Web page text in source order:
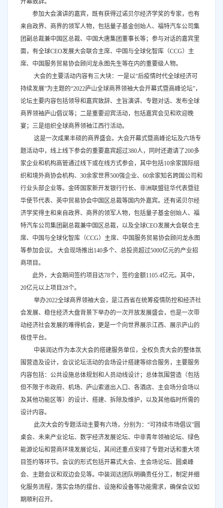
开幕致辞。
参加大会演讲的嘉宾，既有获得过诺贝尔经济学奖的专家，也有
来自政界、商界的领军人物，包括量子基金创始人、福特汽车公司集
团副总裁兼中国区总裁、中国大唐集团董事长等；参与对话的嘉宾里
面，有全球CEO发展大会联合主席、中国与全球化智库（CCG）主
席、中国服务贸易协会顾问龙永图先生等在内的重要级人物。
大会的主要活动内容有三大块：一是以“后疫情时代全球经济可
持续发展”为主题的“2022庐山全球商界领袖大会开幕式暨高峰论坛”，
论坛主要内容包括领导和嘉宾致辞、主旨演讲、专题对话、发布全球
商界领袖庐山倡议等；二是重要迎宾活动，包括嘉宾会见和欢迎晚
宴；三是组织全球商界领袖江西行活动。
这是一次成果丰硕的商界盛会。大会开幕式暨高峰论坛及六场专
题活动中，线上线下参会的重要嘉宾超过380人，同时还邀请了200多
家企业和机构高管通过线下或在线方式参会，其中包括10余家国际组
织和境外商协会机构、30余家世界500强企业、60余家知名跨国公司和
行业头部企业等。金砖国家新开发银行行长、非洲联盟驻华代表暨驻
华使节代表、英中贸易协会中国区总裁等国内外嘉宾。还有诺贝尔经
济学奖得主和来自政界、商界的领军人物，包括量子基金创始人、福
特汽车公司集团副总裁兼中国区总裁，以及全球CEO发展大会联合主
席、中国与全球化智库（CCG）主席、中国服务贸易协会顾问龙永图
等参加会议。 大会现场推出140多个、总投资超过5000亿元的产业招
商项目。
此外，大会期间签约项目达78个，签约金额1105.4亿元。其中，
20亿元以上项目28个。
举办2022全球商界领袖大会，是江西省在统筹疫情防控和经济社
会发展、稳住经济大盘背景下举办的一次开放发展盛会，也是一次带
动经济社会发展的难得机会，更是一个向世界展示江西、展示庐山的
极佳平台。
中装润达作为本次大会的搭建服务单位，全权负责大会的整体氛
围营造及设计，会议论坛活动的会场设计搭建等综合服务，主要服务
内容包括：公共设施总体规划和人员动线设计；总体氛围营造（包括
但不限于市政府、机场、庐山索道出入口、各酒店、主会场分会场以
及其他功能区等）的设计、搭建、拆除及维护，以及其他临时所需的
设计内容。
此次大会的专题活动主要有六场，分别为：“可持续市场倡议”圆
桌会、未来产业论坛、数字经济发展论坛、中非青年领袖论坛、绿色
能源论坛和营商环境发展论坛，其间还重点安排了专题对话和重大项
目签约等环节。会议的形式包括开幕式大会、主会场论坛、圆桌峰
会、主题会议和双边会见等。中装润达团队明确责任分工，制定并细
化服务流程，落实会场的摆台、设施和设备等功能需求，确保会议如
期顺利召开。